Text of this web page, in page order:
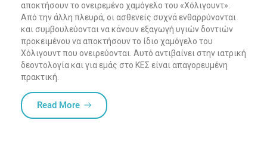
αποκτήσουν το ονειρεμένο χαμόγελο του «Χόλιγουντ».
Από την άλλη πλευρά, οι ασθενείς συχνά ενθαρρύνονται
και συμβουλεύονται να κάνουν εξαγωγή υγιών δοντιών
προκειμένου να αποκτήσουν το ίδιο χαμόγελο του
Χόλιγουντ που ονειρεύονται. Αυτό αντιβαίνει στην ιατρική
δεοντολογία και για εμάς στο ΚΕΣ είναι απαγορευμένη
πρακτική.
Read More“Εξαγωγή δοντιών και τοποθέτηση